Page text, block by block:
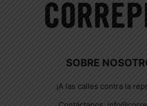
SOBRE
¡A las calles contra la